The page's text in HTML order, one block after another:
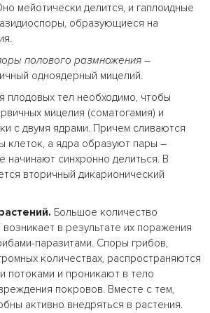
мейотически делится, и гаплоидные
образующиеся на
полового размножения –
одноядерный мицелий.
плодовых тел необходимо, чтобы
мицелия (соматогамия) и
с двумя ядрами. Причем сливаются
клеток, а ядра образуют пары –
начинают синхронно делиться. В
вторичный дикарионический
Большое количество
в результате их поражения
паразитами. Споры грибов,
количествах, распространяются
потоками и проникают в тело
покровов. Вместе с тем,
активно внедряться в растения.